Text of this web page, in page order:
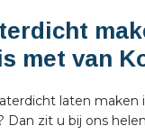
met van
laten maken
Dan zit u bij ons